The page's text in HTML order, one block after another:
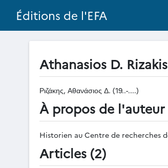
Éditions de l'EFA
Athanasios D. Rizakis
Ριζάκης, Αθανάσιος Δ. (19..-....)
À propos de l'auteur
Historien au Centre de recherches
Articles (2)